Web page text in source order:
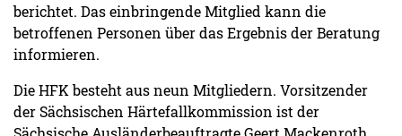
berichtet. Das einbringende Mitglied kann die
betroffenen Personen über das Ergebnis der Beratung
informieren.
Die HFK besteht aus neun Mitgliedern. Vorsitzender
der Sächsischen Härtefallkommission ist der